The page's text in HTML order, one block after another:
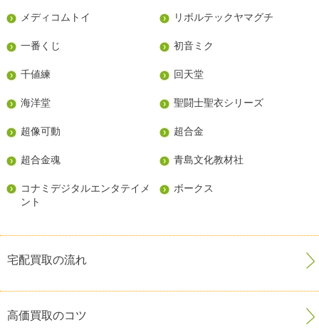
メディコムトイ リボルテックヤマグチ
一番くじ 初音ミク
千値練 回天堂
海洋堂 聖闘士聖衣シリーズ
超像可動 超合金
超合金魂 青島文化教材社
コナミデジタルエンタテイメ
ント
ボークス
宅配買取の流れ
高価買取のコツ